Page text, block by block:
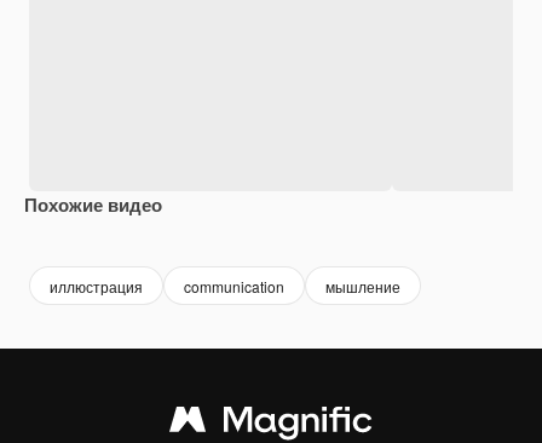
Похожие видео
иллюстрация communication мышление